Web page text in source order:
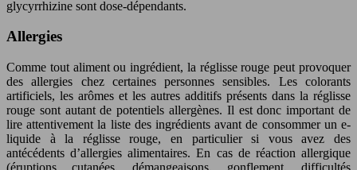
glycyrrhizine sont dose-dépendants.
Allergies
Comme tout aliment ou ingrédient, la réglisse rouge peut provoquer
des allergies chez certaines personnes sensibles. Les colorants
artificiels, les arômes et les autres additifs présents dans la réglisse
rouge sont autant de potentiels allergènes. Il est donc important de
lire attentivement la liste des ingrédients avant de consommer un e-
liquide à la réglisse rouge, en particulier si vous avez des
antécédents d’allergies alimentaires. En cas de réaction allergique